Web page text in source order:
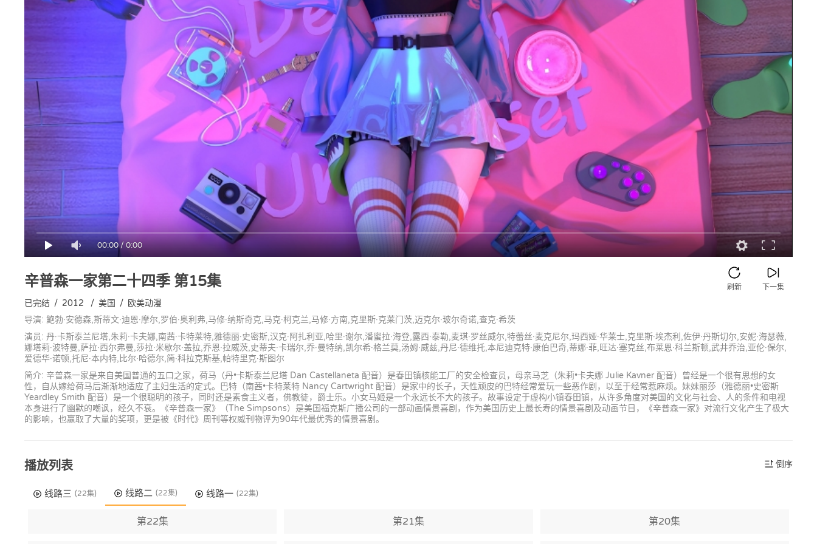
00:00/0:00
辛普森一家第二十四季第15集 下一集
刷新
已完结 / 2012 / 美国 / 欧美动漫
导演: 鲍勃·安德森,斯蒂文·迪恩·摩尔,罗伯·奥利弗,马修·纳斯奇克,马克·柯克兰,马修·方南,克里斯·克莱门茨,迈克尔·玻尔奇诺,查克·希茨
演员: 丹·卡斯泰兰尼塔,朱莉·卡夫娜,南茜·卡特莱特,雅德丽·史密斯,汉克·阿扎利亚,哈里·谢尔,潘蜜拉·海登,露西·泰勒,麦琪·罗丝威尔,特蕾丝·麦克尼尔,玛西娅·华莱士,克里斯·埃杰利,佐伊·丹斯切尔,安妮·海瑟薇,
娜塔莉·波特曼,萨拉·西尔弗曼,莎拉·米歇尔·盖拉,乔恩·拉威茨,史蒂夫·卡瑞尔,乔·曼特纳,凯尔希·格兰莫,汤姆·威兹,丹尼·德维托,本尼迪克特·康伯巴奇,蒂娜·菲,旺达·塞克丝,布莱恩·科兰斯顿,武井乔治,亚伦·保尔,
爱德华·诺顿,托尼·本内特,比尔·哈德尔,简·科拉克斯基,帕特里克·斯图尔
简介: 辛普森一家是来自美国普通的五口之家，荷马（丹•卡斯泰兰尼塔 Dan Castellaneta 配音）是春田镇核能工厂的安全检查员，母亲马芝（朱莉•卡夫娜 Julie Kavner 配音）曾经是一个很有思想的女
性，自从嫁给荷马后渐渐地适应了主妇生活的定式。巴特（南茜•卡特莱特 Nancy Cartwright 配音）是家中的长子，天性顽皮的巴特经常爱玩一些恶作剧，以至于经常惹麻烦。妹妹丽莎（雅德丽•史密斯
Yeardley Smith 配音）是一个很聪明的孩子，同时还是素食主义者，佛教徒，爵士乐。小女马姬是一个永远长不大的孩子。故事设定于虚构小镇春田镇，从许多角度对美国的文化与社会、人的条件和电视
本身进行了幽默的嘲讽，经久不衰。《辛普森一家》（The Simpsons）是美国福克斯广播公司的一部动画情景喜剧，作为美国历史上最长寿的情景喜剧及动画节目，《辛普森一家》对流行文化产生了极大
的影响，也赢取了大量的奖项，更是被《时代》周刊等权威刊物评为90年代最优秀的情景喜剧。
播放列表 倒序
线路三 (22集) 线路二 (22集) 线路一 (22集)
第22集 第21集 第20集